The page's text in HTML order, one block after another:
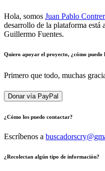
Hola, somos Juan Pablo
desarrollo de la plataforma
Guillermo Fuentes.
Quiero apoyar el proyecto, ¿cómo puedo
Primero que todo, muchas
Donar vía PayPal
¿Cómo los puedo contactar?
Escríbenos a
¿Recolectan algún tipo de información?